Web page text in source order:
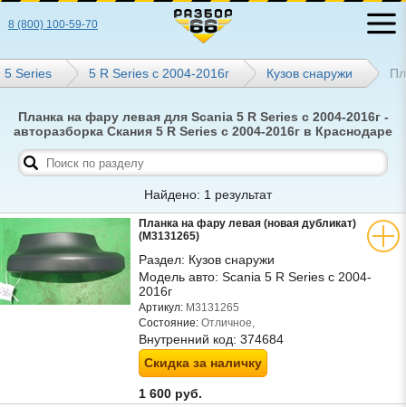
8 (800) 100-59-70
5 Series 5 R Series с 2004-2016г Кузов снаружи
Планка на фару левая для Scania 5 R Series с 2004-2016г -
авторазборка Скания 5 R Series с 2004-2016г в Краснодаре
Найдено: 1 результат
Планка на фару левая (новая дубликат)
(M3131265)
Раздел: Кузов снаружи
Модель авто: Scania 5 R Series с 2004-
2016г
Артикул: M3131265
Состояние: Отличное,
Внутренний код: 374684
Скидка за наличку
1 600 руб.